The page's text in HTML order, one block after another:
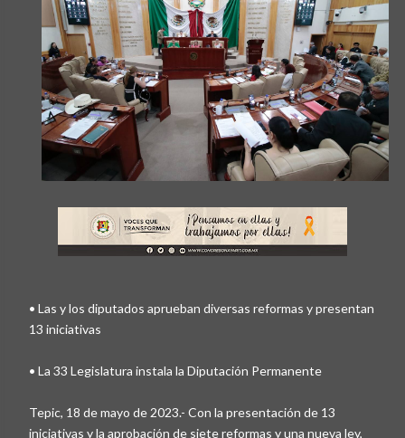
• Las y los diputados aprueban diversas reformas y presentan
13 iniciativas
• La 33 Legislatura instala la Diputación Permanente
Tepic, 18 de mayo de 2023.- Con la presentación de 13
iniciativas y la aprobación de siete reformas y una nueva ley,